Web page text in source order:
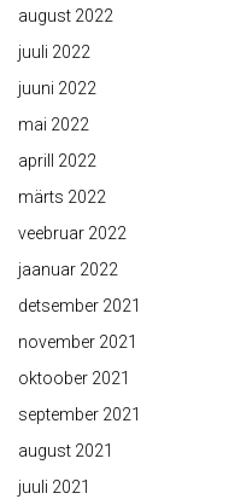
august 2022
juuli 2022
juuni 2022
mai 2022
aprill 2022
märts 2022
veebruar 2022
jaanuar 2022
detsember 2021
november 2021
oktoober 2021
september 2021
august 2021
juuli 2021